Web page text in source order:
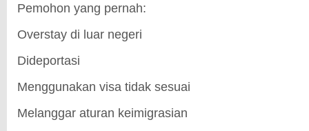
Pemohon yang pernah:
Overstay di luar negeri
Dideportasi
Menggunakan visa tidak sesuai
Melanggar aturan keimigrasian